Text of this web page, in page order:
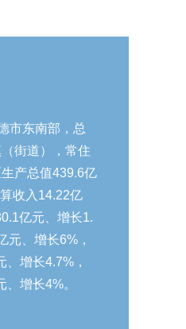
市东南部，总
街道），常住
产总值439.6亿
收入14.22亿
亿元、增长1.
元、增长6%，
增长4.7%，
增长4%。